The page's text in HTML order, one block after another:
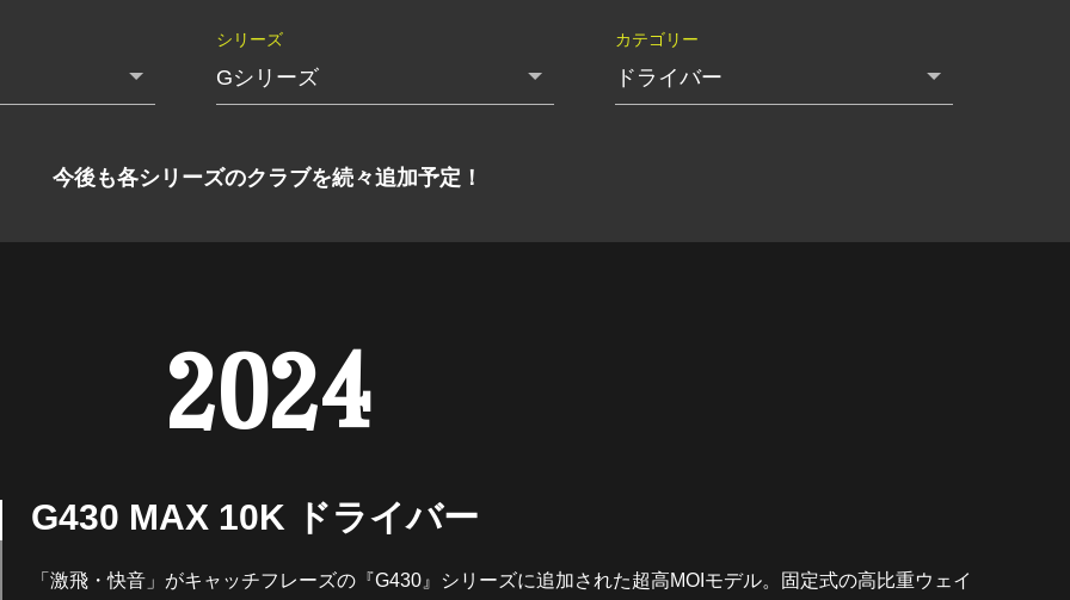
シリーズ カテゴリー
今後も各シリーズのクラブを続々追加予定！
2024
G430 MAX 10K ドライバー
「激飛・快音」がキャッチフレーズの『G430』シリーズに追加された超高MOIモデル。固定式の高比重ウェイ